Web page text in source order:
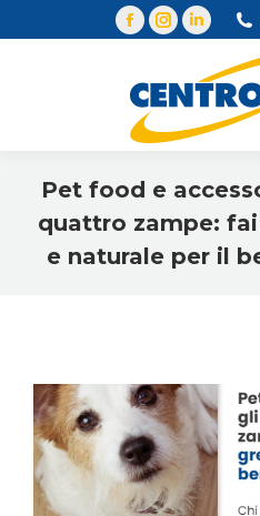
Pet food e
quattro zampe:
e naturale per il